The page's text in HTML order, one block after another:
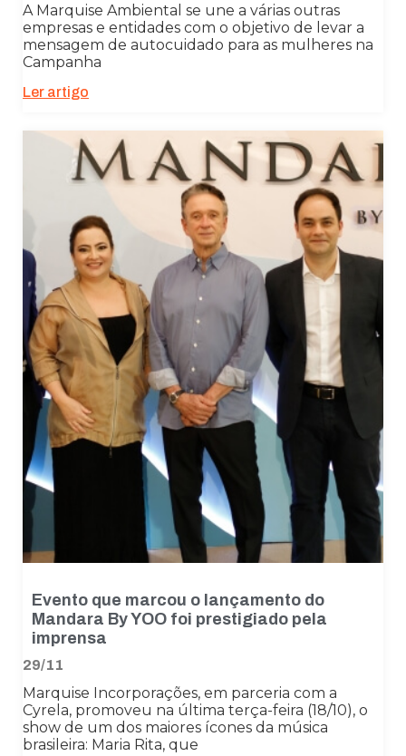
A Marquise Ambiental se une a várias outras
empresas e entidades com o objetivo de levar a
mensagem de autocuidado para as mulheres na
Campanha
Ler artigo
Evento que marcou o lançamento do
Mandara By YOO foi prestigiado pela
imprensa
29/11
Marquise Incorporações, em parceria com a
Cyrela, promoveu na última terça-feira (18/10), o
show de um dos maiores ícones da música
brasileira: Maria Rita, que